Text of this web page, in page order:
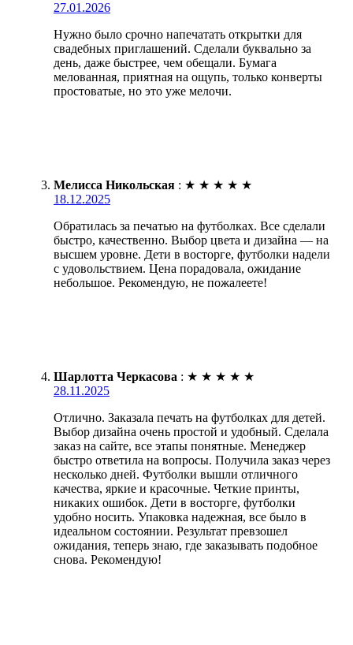
27.01.2026
Нужно было срочно напечатать открытки для
свадебных приглашений. Сделали буквально за
день, даже быстрее, чем обещали. Бумага
мелованная, приятная на ощупь, только конверты
простоватые, но это уже мелочи.
Мелисса Никольская : ★ ★ ★ ★ ★
18.12.2025
Обратилась за печатью на футболках. Все сделали
быстро, качественно. Выбор цвета и дизайна — на
высшем уровне. Дети в восторге, футболки надели
с удовольствием. Цена порадовала, ожидание
небольшое. Рекомендую, не пожалеете!
Шарлотта Черкасова : ★ ★ ★ ★ ★
28.11.2025
Отлично. Заказала печать на футболках для детей.
Выбор дизайна очень простой и удобный. Сделала
заказ на сайте, все этапы понятные. Менеджер
быстро ответила на вопросы. Получила заказ через
несколько дней. Футболки вышли отличного
качества, яркие и красочные. Четкие принты,
никаких ошибок. Дети в восторге, футболки
удобно носить. Упаковка надежная, все было в
идеальном состоянии. Результат превзошел
ожидания, теперь знаю, где заказывать подобное
снова. Рекомендую!